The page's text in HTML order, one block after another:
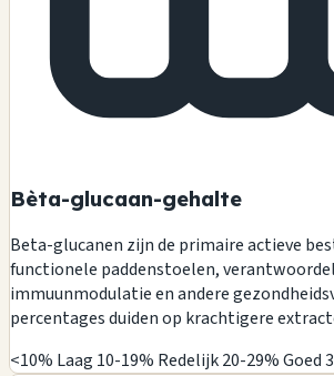
Bèta-glucaan-gehalte
Beta-glucanen zijn de primaire actieve
functionele paddenstoelen,
immuunmodulatie en andere
percentages duiden op krachtigere
<10% Laag 10-19% Redelijk20-29% Goed